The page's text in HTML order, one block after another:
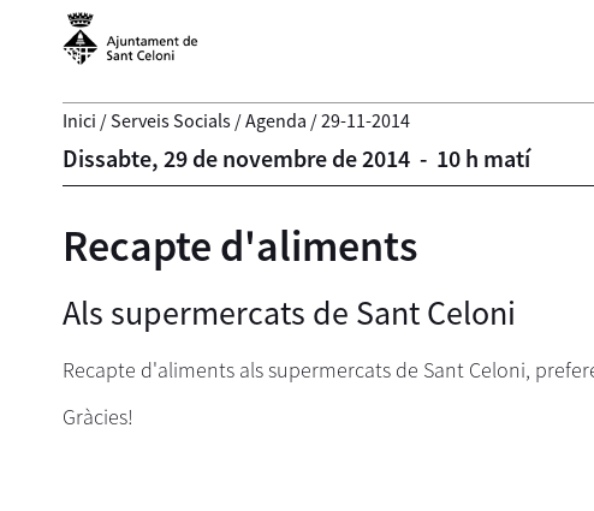
Inici / Serveis Socials /Agenda /29-11-2014
Dissabte, 29 de novembre de2014 - 10 h matí
Recapte d'aliments
Als supermercats de Sant Celoni
Recapte d'aliments als supermercats de Sant Celoni,
Gràcies!